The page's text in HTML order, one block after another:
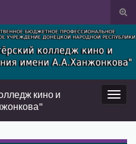
Вкл/
Вкл/
кино и